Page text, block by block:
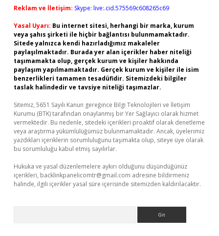
Reklam ve İletişim: Skype: live:.cid.575569c608265c69
Yasal Uyarı: Bu internet sitesi, herhangi bir marka, kurum
veya şahıs şirketi ile hiçbir bağlantısı bulunmamaktadır.
Sitede yalnızca kendi hazırladığımız makaleler
paylaşılmaktadır. Burada yer alan içerikler haber niteliği
taşımamakta olup, gerçek kurum ve kişiler hakkında
paylaşım yapılmamaktadır. Gerçek kurum ve kişiler ile isim
benzerlikleri tamamen tesadüfidir. Sitemizdeki bilgiler
taslak halindedir ve tavsiye niteliği taşımazlar.
Sitemiz, 5651 Sayılı Kanun gereğince Bilgi Teknolojileri ve İletişim
Kurumu (BTK) tarafından onaylanmış bir Yer Sağlayıcı olarak hizmet
vermektedir. Bu nedenle, sitedeki içerikleri proaktif olarak denetleme
veya araştırma yükümlülüğümüz bulunmamaktadır. Ancak, üyelerimiz
yazdıkları içeriklerin sorumluluğunu taşımakta olup, siteye üye olarak
bu sorumluluğu kabul etmiş sayılırlar.
Hukuka ve yasal düzenlemelere aykırı olduğunu düşündüğünüz
içerikleri, backlinkpanelicomtr@gmail.com adresine bildirmeniz
halinde, ilgili içerikler yasal süre içerisinde sitemizden kaldırılacaktır.